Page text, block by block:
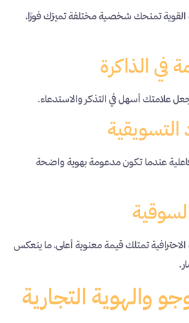
القوية تمنحك شخصية مختلفة تميزك فورًا،
علامتك أسهل في التذكر والاستدعاء.
عندما تكون مدعومة بهوية واضحة
الاحترافية تمتلك قيمة معنوية أعلى، ما ينعكس
والهوية التجارية